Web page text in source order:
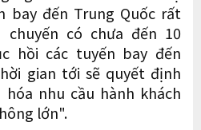
bay đến Trung Quốc rất
có chưa đến 10
hồi các tuyến bay đến
gian tới sẽ quyết định
nhu cầu hành khách
lớn".